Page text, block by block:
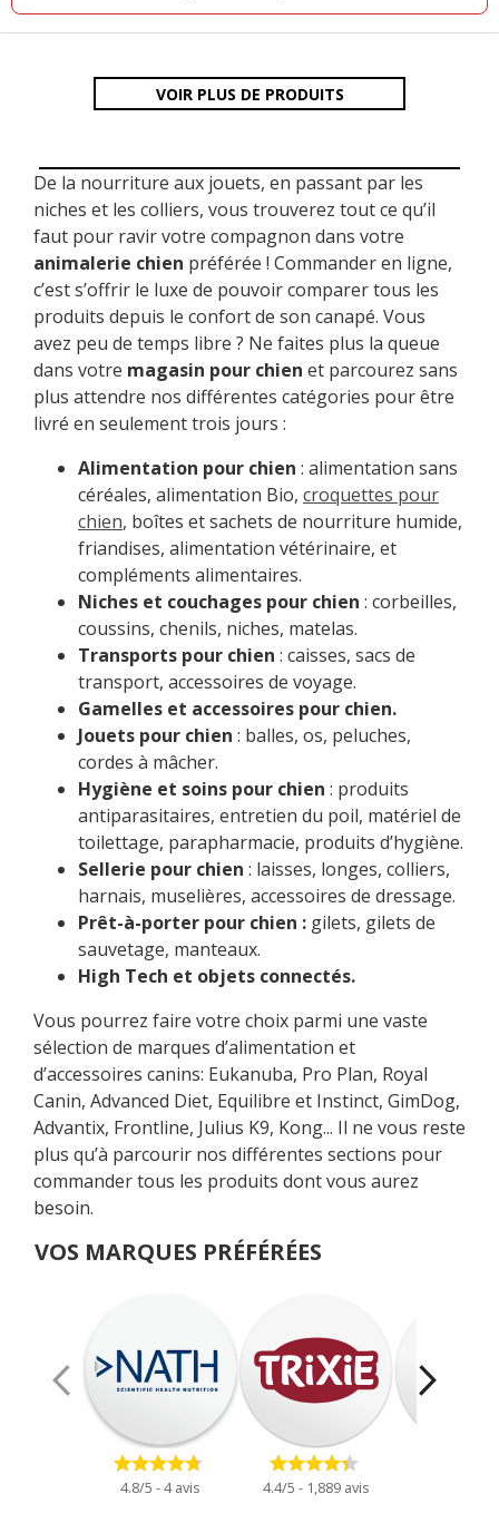
avis
VOIR PLUS DE PRODUITS
De la nourriture aux jouets, en passant par les
niches et les colliers, vous trouverez tout ce qu’il
faut pour ravir votre compagnon dans votre
animalerie chien préférée ! Commander en ligne,
c’est s’offrir le luxe de pouvoir comparer tous les
produits depuis le confort de son canapé. Vous
avez peu de temps libre ? Ne faites plus la queue
dans votre magasin pour chien et parcourez sans
plus attendre nos différentes catégories pour être
livré en seulement trois jours :
Alimentation pour chien : alimentation sans
céréales, alimentation Bio, croquettes pour
chien, boîtes et sachets de nourriture humide,
friandises, alimentation vétérinaire, et
compléments alimentaires.
Niches et couchages pour chien : corbeilles,
coussins, chenils, niches, matelas.
Transports pour chien : caisses, sacs de
transport, accessoires de voyage.
Gamelles et accessoires pour chien.
Jouets pour chien : balles, os, peluches,
cordes à mâcher.
Hygiène et soins pour chien : produits
antiparasitaires, entretien du poil, matériel de
toilettage, parapharmacie, produits d’hygiène.
Sellerie pour chien : laisses, longes, colliers,
harnais, muselières, accessoires de dressage.
Prêt-à-porter pour chien : gilets, gilets de
sauvetage, manteaux.
High Tech et objets connectés.
Vous pourrez faire votre choix parmi une vaste
sélection de marques d’alimentation et
d’accessoires canins: Eukanuba, Pro Plan, Royal
Canin, Advanced Diet, Equilibre et Instinct, GimDog,
Advantix, Frontline, Julius K9, Kong... Il ne vous reste
plus qu’à parcourir nos différentes sections pour
commander tous les produits dont vous aurez
besoin.
VOS MARQUES PRÉFÉRÉES
4.8/5 - 4 avis 4.4/5 - 1,889 avis